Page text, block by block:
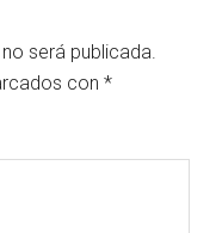
será publicada.
con*